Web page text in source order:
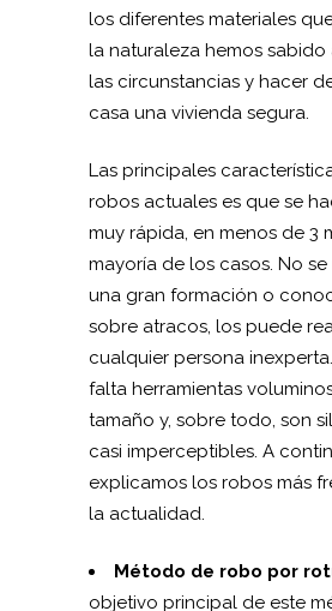
los diferentes materiales
la naturaleza hemos
las circunstancias y hacer
casa una vivienda segura.
Las principales
robos actuales es que se
muy rápida, en menos de 3
mayoría de los casos. No
una gran formación o
sobre atracos, los puede
cualquier persona
falta herramientas
tamaño y, sobre todo, son
casi imperceptibles. A
explicamos los robos más
la actualidad.
Método de robo por
objetivo principal de este